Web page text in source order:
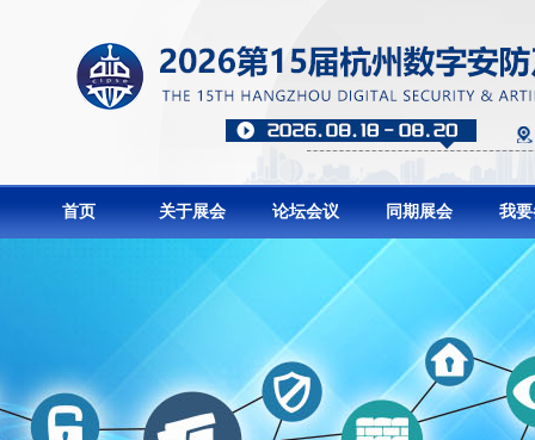
首页 关于展会 论坛会议 同期展会 我